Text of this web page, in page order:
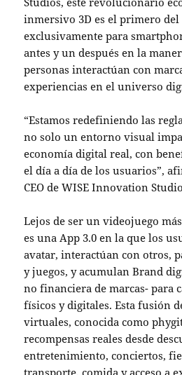
inmersivo 3D es el primero
exclusivamente para
antes y un después en la
personas interactúan con
experiencias en el universo
“Estamos redefiniendo las
no solo un entorno visual
economía digital real, con
el día a día de los usuarios”,
CEO de WISE Innovation
Lejos de ser un videojuego
es una App 3.0 en la que los
avatar, interactúan con otros,
y juegos, y acumulan Brand
no financiera de marcas- para
físicos y digitales. Esta fusión
virtuales, conocida como
recompensas reales desde
entretenimiento, conciertos,
transporte, comida y acceso a